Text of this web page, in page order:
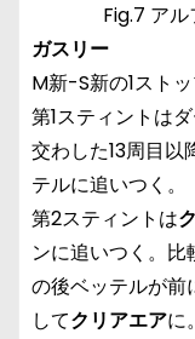
Fig.7 ア
ガスリー
M新-S新の1ストッ
第1スティントは
交わした13周目以
テルに追いつく。
第2スティントは
ンに追いつく。
の後ベッテルが前
してクリアエアに